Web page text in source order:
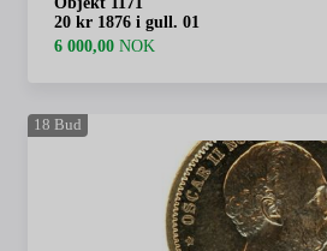
20 kr 1876 i gull. 01
6 000,00 NOK
18 Bud